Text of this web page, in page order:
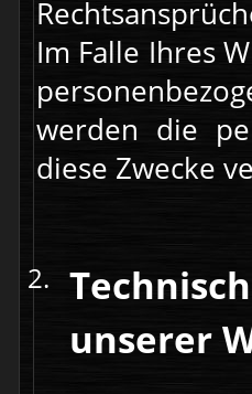
Im Falle Ihres
werden die
diese Zwecke
unserer